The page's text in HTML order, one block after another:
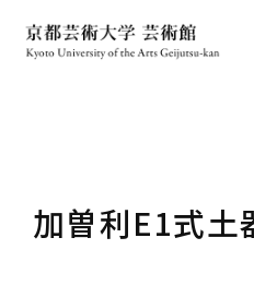
加曽利E1式土